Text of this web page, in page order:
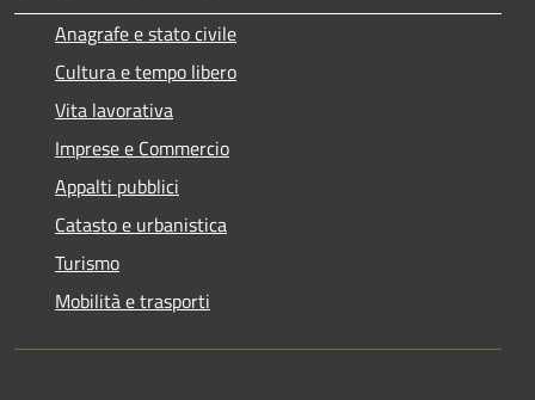
Anagrafe e stato civile
Cultura e tempo libero
Vita lavorativa
Imprese e Commercio
Appalti pubblici
Catasto e urbanistica
Turismo
Mobilità e trasporti